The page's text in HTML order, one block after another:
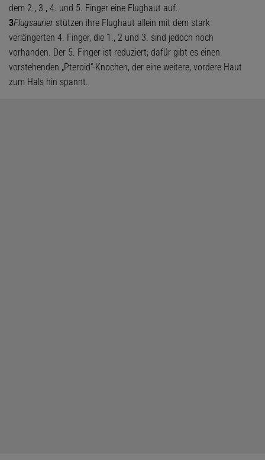
dem 2., 3., 4. und 5. Finger eine Flughaut auf.
3Flugsaurier stützen ihre Flughaut allein mit dem stark
verlängerten 4. Finger, die 1., 2 und 3. sind jedoch noch
vorhanden. Der 5. Finger ist reduziert; dafür gibt es einen
vorstehenden „Pteroid“-Knochen, der eine weitere, vordere Haut
zum Hals hin spannt.